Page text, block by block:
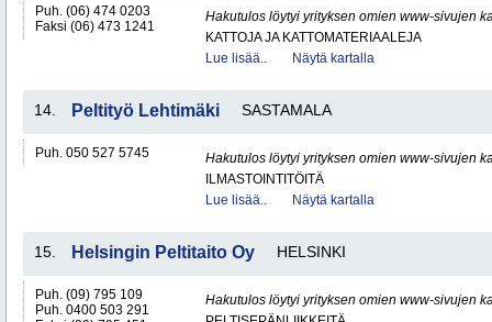
Puh. (06) 474 0203
Faksi (06) 473 1241
Hakutulos löytyi yrityksen omien www-sivujen
KATTOJA JA KATTOMATERIAALEJA
Lue lisää..
Näytä kartalla
14. Peltityö Lehtimäki SASTAMALA
Puh. 050 527 5745
Hakutulos löytyi yrityksen omien www-sivujen
ILMASTOINTITÖITÄ
Lue lisää..
Näytä kartalla
15. Helsingin Peltitaito Oy HELSINKI
Puh. (09) 795 109
Puh. 0400 503 291
Hakutulos löytyi yrityksen omien www-sivujen